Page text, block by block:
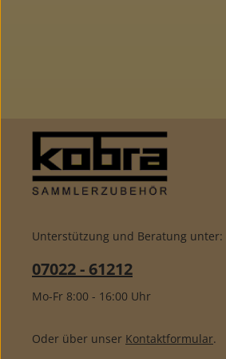
Unterstützung und Beratung unter:
07022 - 61212
Mo-Fr 8:00 - 16:00 Uhr
Oder über unser Kontaktformular.